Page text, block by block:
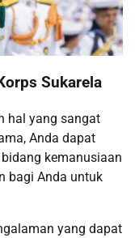
Sukarela
hal yang sangat
Anda dapat
kemanusiaan
bagi Anda untuk
yang dapat